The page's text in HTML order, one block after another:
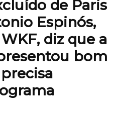
de Paris
Espinós,
diz que a
bom